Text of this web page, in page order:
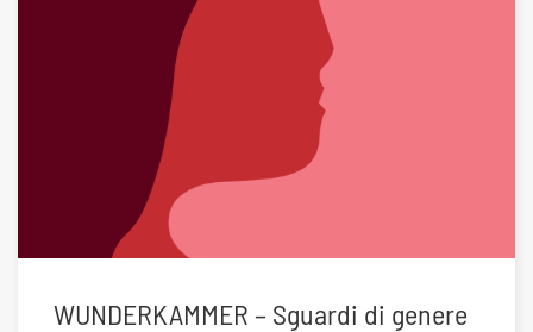
WUNDERKAMMER – Sguardi di genere